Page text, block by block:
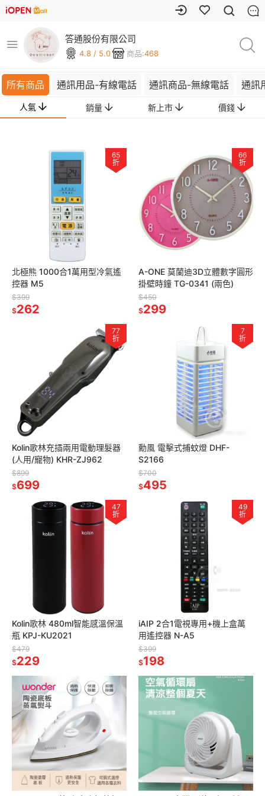
答通股份有限公司
4.8 / 5.0 商品:468
所有商品 通訊用品-有線電話 通訊商品-無線電話 通訊
人氣 銷量 新上市 價錢
65
折
北極熊 1000合1萬用型冷氣遙
控器 M5
$399
$262
66
折
A-ONE 莫蘭迪3D立體數字圓形
掛壁時鐘 TG-0341 (兩色)
$450
$299
77
折
Kolin歌林充插兩用電動理髮器
(人用/寵物) KHR-ZJ962
$899
$699
7
折
勳風 電擊式捕蚊燈 DHF-
S2166
$700
$495
47
折
Kolin歌林 480ml智能感溫保溫
瓶 KPJ-KU2021
$479
$229
49
折
iAIP 2合1電視專用+機上盒萬
用遙控器 N-A5
$399
$198